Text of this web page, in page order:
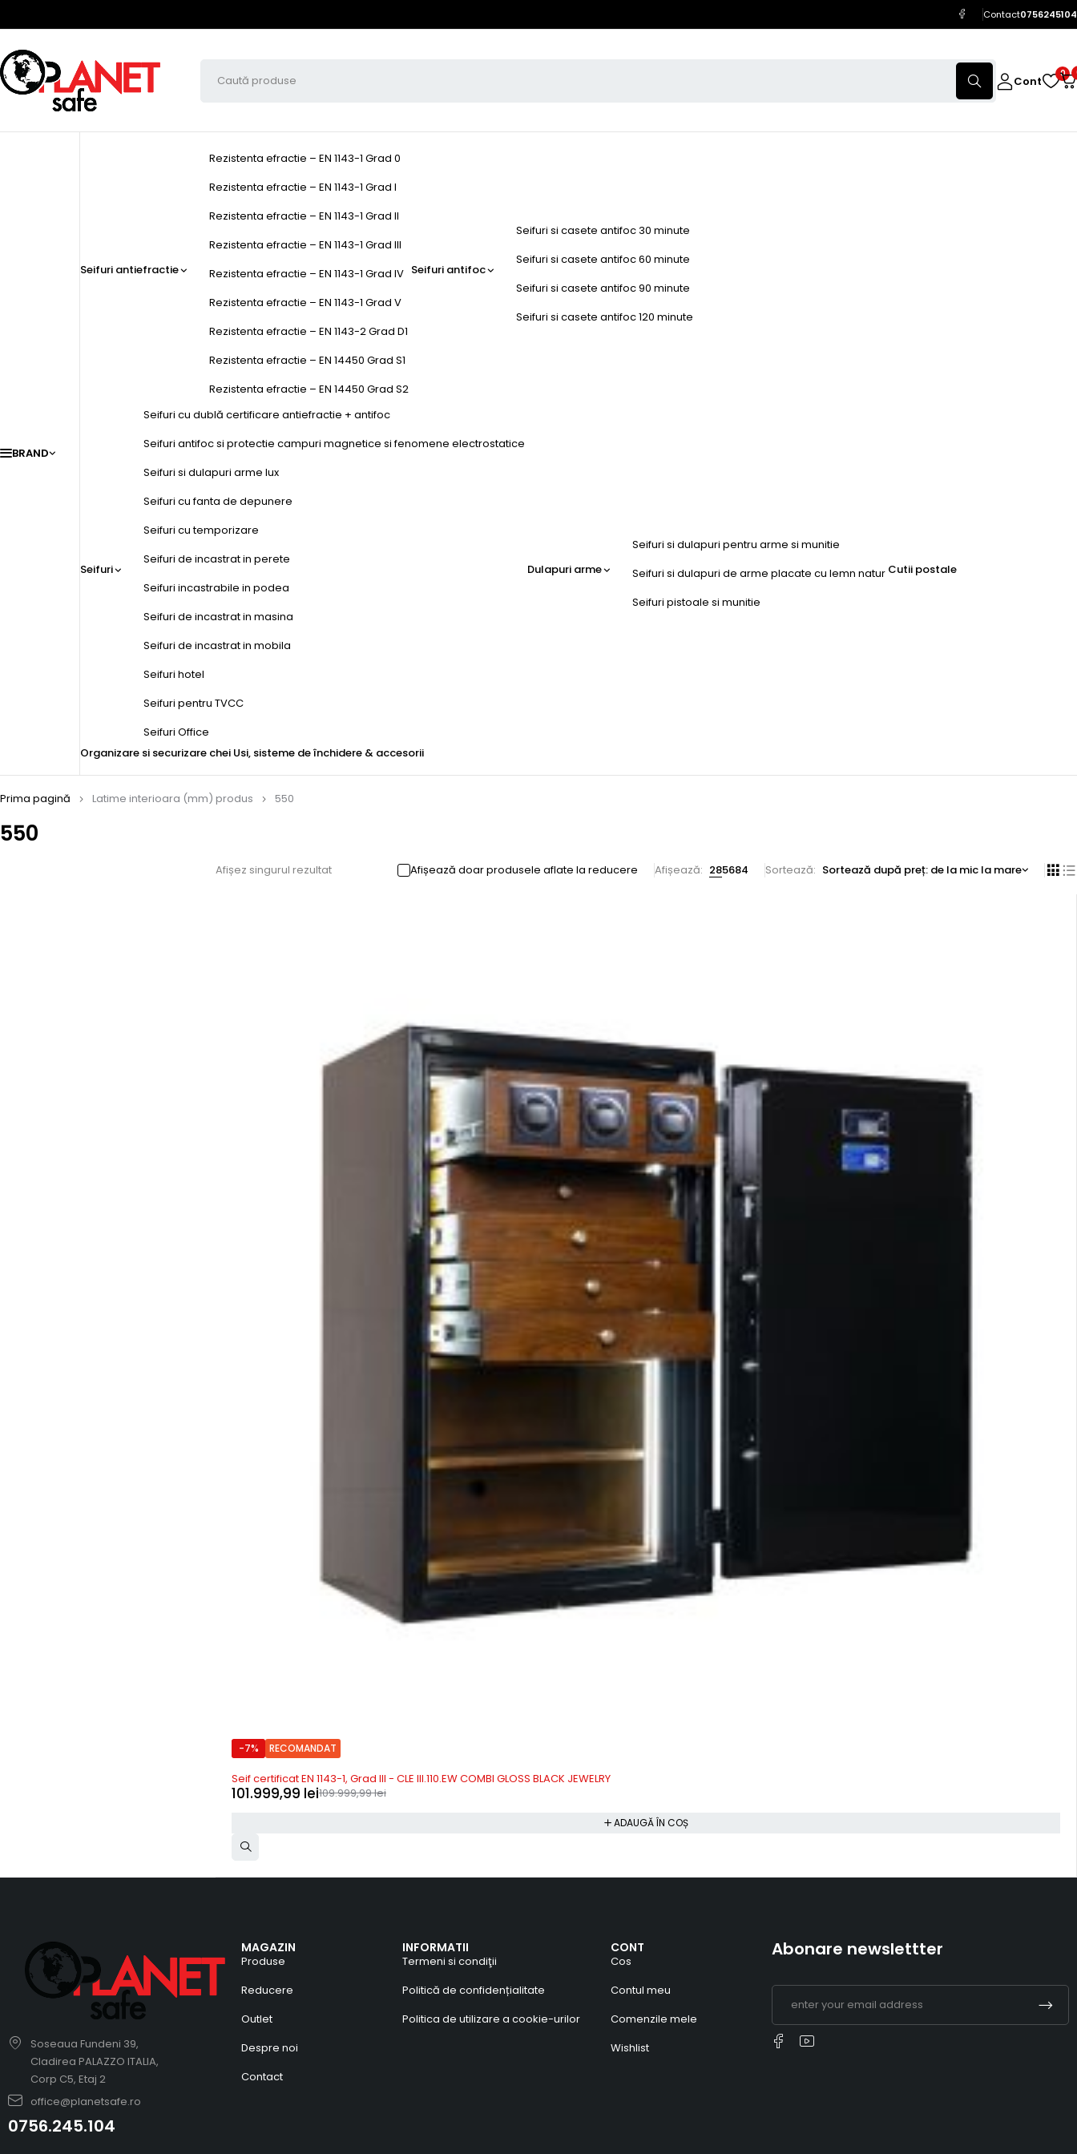
Contact0756245104
Cont
0
BRAND
Seifuri antiefractie
Rezistenta efractie – EN 1143-1 Grad 0
Rezistenta efractie – EN 1143-1 Grad I
Rezistenta efractie – EN 1143-1 Grad II
Rezistenta efractie – EN 1143-1 Grad III
Rezistenta efractie – EN 1143-1 Grad IV
Rezistenta efractie – EN 1143-1 Grad V
Rezistenta efractie – EN 1143-2 Grad D1
Rezistenta efractie – EN 14450 Grad S1
Rezistenta efractie – EN 14450 Grad S2
Seifuri antifoc
Seifuri si casete antifoc 30 minute
Seifuri si casete antifoc 60 minute
Seifuri si casete antifoc 90 minute
Seifuri si casete antifoc 120 minute
Seifuri
Seifuri cu dublă certificare antiefractie + antifoc
Seifuri antifoc si protectie campuri magnetice si fenomene electrostatice
Seifuri si dulapuri arme lux
Seifuri cu fanta de depunere
Seifuri cu temporizare
Seifuri de incastrat in perete
Seifuri incastrabile in podea
Seifuri de incastrat in masina
Seifuri de incastrat in mobila
Seifuri hotel
Seifuri pentru TVCC
Seifuri Office
Dulapuri arme
Seifuri si dulapuri pentru arme si munitie
Seifuri si dulapuri de arme placate cu lemn natur
Seifuri pistoale si munitie
Cutii postale
Organizare si securizare chei Usi, sisteme de închidere & accesorii
550
Prima pagină Latime interioara (mm) produs 550
Afișez singurul rezultat Afișează doar produsele aflate la reducere Afișează: 285684 Sortează Sortează după preț: de la mic la mare
-7% RECOMANDAT
Precomanda
Seif certificat EN 1143-1, Grad III - CLE III.110.EW COMBI GLOSS BLACK JEWELRY
109.999,99lei
101.999,99 lei
ADAUGĂ ÎN COȘ
Soseaua Fundeni 39,
Cladirea PALAZZO ITALIA,
Corp C5, Etaj 2
office@planetsafe.ro
0756.245.104
MAGAZIN
Produse
Reducere
Outlet
Despre noi
Contact
INFORMATII
Termeni si condiţii
Politică de confidențialitate
Politica de utilizare a cookie-urilor
CONT
Cos
Contul meu
Comenzile mele
Wishlist
Abonare newslettter